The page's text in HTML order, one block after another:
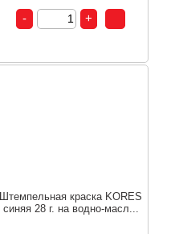
Штемпельная краска KORES
синяя 28 г. на водно-масл...